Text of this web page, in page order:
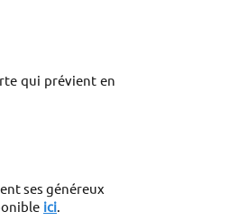
qui prévient en
ses généreux
ici.